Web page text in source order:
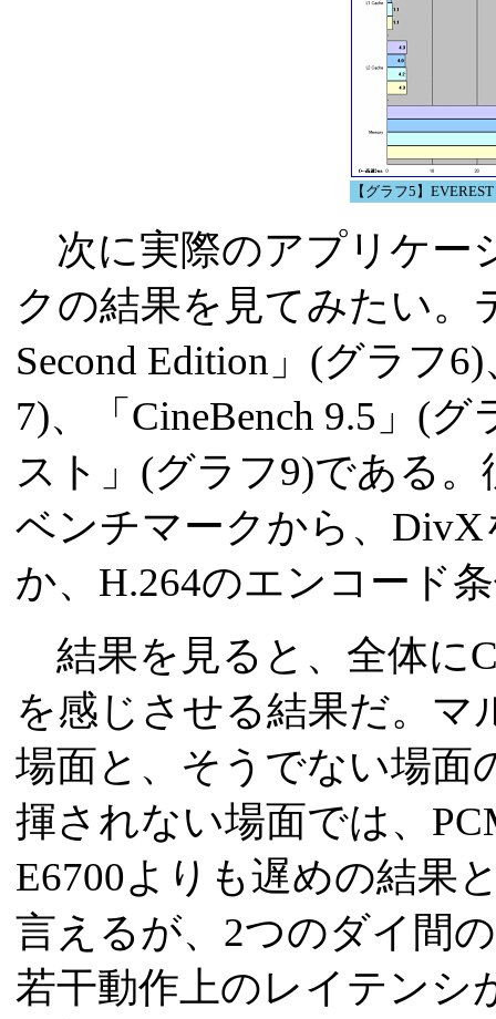
【グラフ5】
次に実際のアプリケー
クの結果を見てみたい。
Second Edition」(グラフ
7)、「CineBench 9.5」(
スト」(グラフ9)である
ベンチマークから、DivX
か、H.264のエンコード
結果を見ると、全体に
を感じさせる結果だ。
場面と、そうでない場面
揮されない場面では、
E6700よりも遅めの結果
言えるが、2つのダイ間
若干動作上のレイテンシ